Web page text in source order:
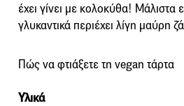
έχει γίνει με κολοκύθα! Μάλιστα
γλυκαντικά περιέχει λίγη μαύρη
Πώς να φτιάξετε τη vegan τάρτα
Υλικά